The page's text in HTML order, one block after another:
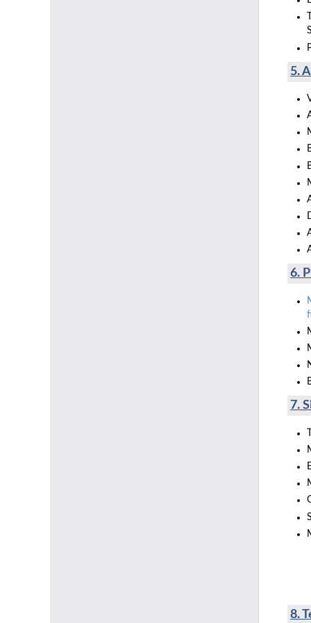
5.
6.
7.
8.